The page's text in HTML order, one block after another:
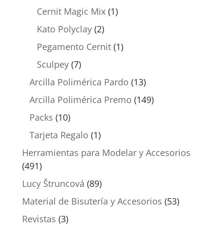
Cernit Magic Mix (1)
Kato Polyclay (2)
Pegamento Cernit (1)
Sculpey (7)
Arcilla Polimérica Pardo (13)
Arcilla Polimérica Premo (149)
Packs (10)
Tarjeta Regalo (1)
Herramientas para Modelar y Accesorios
(491)
Lucy Štruncová (89)
Material de Bisutería y Accesorios (53)
Revistas (3)